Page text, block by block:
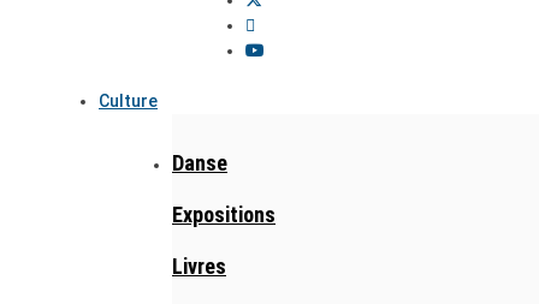
Culture
Danse
Expositions
Livres